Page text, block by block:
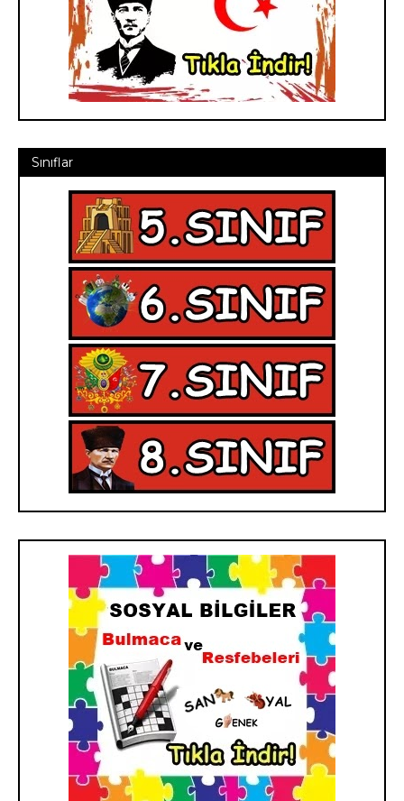
Sınıflar